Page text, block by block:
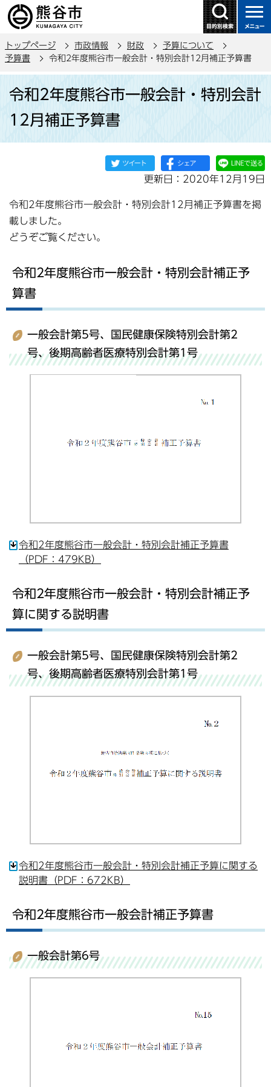
の
ー
す
トップページ 市政情報 財政
予算について
予算書
令和2年度熊谷市一般会計・特別会計12月補正予算書
か
令和2年度熊谷市一般会計・特別会計
12月補正予算書
更新日：2020年12月19日
令和2年度熊谷市一般会計・特別会計12月補正予算書を掲
載しました。
どうぞご覧ください。
令和2年度熊谷市一般会計・特別会計補正予
算書
一般会計第5号、国民健康保険特別会計第2
号、後期高齢者医療特別会計第1号
令和2年度熊谷市一般会計・特別会計補正予算書
（PDF：479KB）
令和2年度熊谷市一般会計・特別会計補正予
算に関する説明書
一般会計第5号、国民健康保険特別会計第2
号、後期高齢者医療特別会計第1号
令和2年度熊谷市一般会計・特別会計補正予算に関する
説明書（PDF：672KB）
令和2年度熊谷市一般会計補正予算書
一般会計第6号